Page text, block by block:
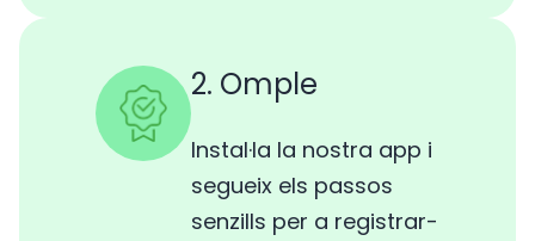
2. Omple
Instal·la la nostra app i
segueix els passos
senzills per a registrar-